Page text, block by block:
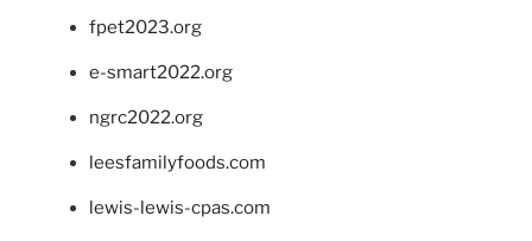
fpet2023.org
e-smart2022.org
ngrc2022.org
leesfamilyfoods.com
lewis-lewis-cpas.com